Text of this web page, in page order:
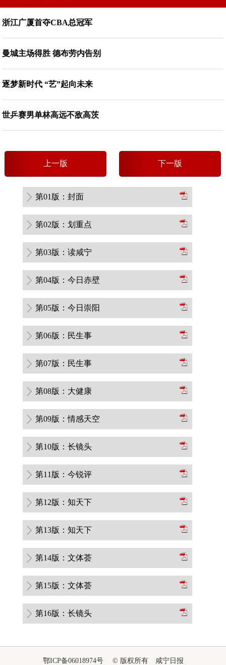
浙江广厦首夺CBA总冠军
曼城主场得胜 德布劳内告别
逐梦新时代 “艺”起向未来
世乒赛男单林高远不敌高茨
上一版 下一版
第01版：封面
第02版：划重点
第03版：读咸宁
第04版：今日赤壁
第05版：今日崇阳
第06版：民生事
第07版：民生事
第08版：大健康
第09版：情感天空
第10版：长镜头
第11版：今锐评
第12版：知天下
第13版：知天下
第14版：文体荟
第15版：文体荟
第16版：长镜头
鄂ICP备06018974号 © 版权所有 咸宁日报